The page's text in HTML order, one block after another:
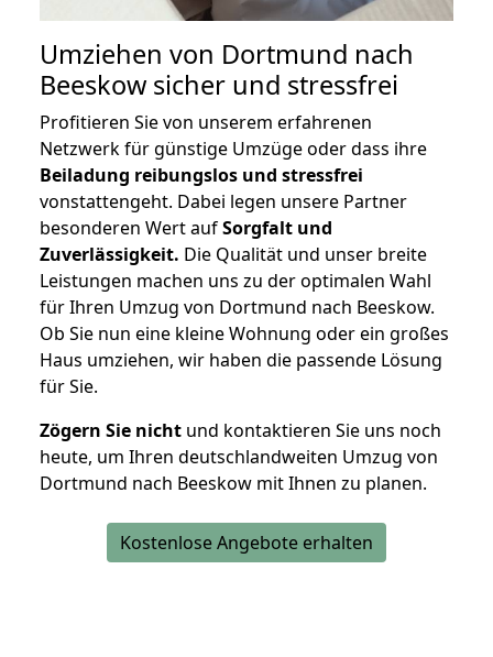
Umziehen von Dortmund nach
Beeskow sicher und stressfrei
Profitieren Sie von unserem erfahrenen
Netzwerk für günstige Umzüge oder dass ihre
Beiladung reibungslos und stressfrei
vonstattengeht. Dabei legen unsere Partner
besonderen Wert aufSorgfalt und
Zuverlässigkeit. Die Qualität und unser breite
Leistungen machen uns zu der optimalen Wahl
für Ihren Umzug von Dortmund nach Beeskow.
Ob Sie nun eine kleine Wohnung oder ein großes
Haus umziehen, wir haben die passende Lösung
für Sie.
Zögern Sie nicht und kontaktieren Sie uns noch
heute, um Ihren deutschlandweiten Umzug von
Dortmund nach Beeskow mit Ihnen zu planen.
Kostenlose Angebote erhalten